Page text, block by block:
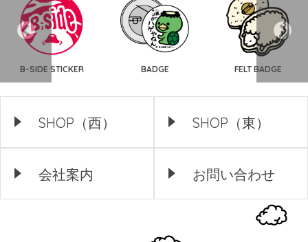
B-SIDE STICKER BADGE FELT BADGE
SHOP（西） SHOP（東）
会社案内 お問い合わせ